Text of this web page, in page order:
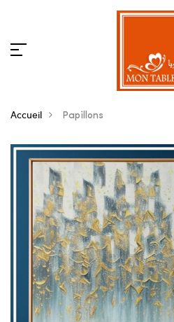
Accueil Papillons